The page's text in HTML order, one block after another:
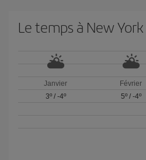
Le temps à New York
Janvier
3º/ -4º
Février
5º/ -4º